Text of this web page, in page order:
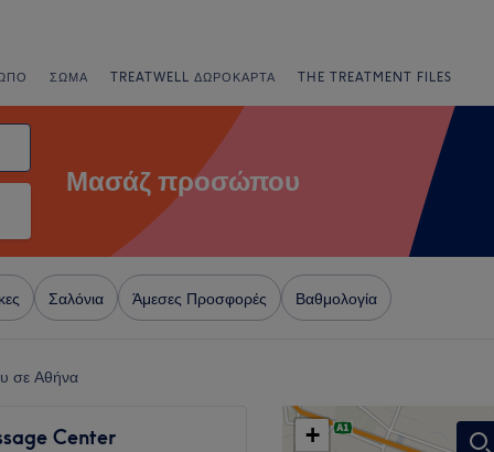
ΣΏΜΑ TREATWELL ΔΩΡΟΚΆΡΤΑ THE TREATMENT FILES
Μασάζ προσώπου
Σαλόνια Άμεσες Προσφορές Βαθμολογία
σε Αθήνα
Center
+